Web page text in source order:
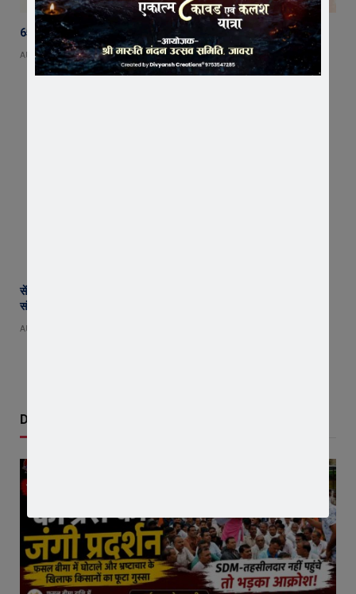
65 हजार रुपए भाड़ा न देने का आरोप, ट्रक चालक ने एसडीएम को सौंपा ज्ञापन
AUGUST 5, 2026
सेंट पॉल्स कॉन्वेंट स्कूल में छात्र परिषद का शपथ ग्रहण समारोह गरिमामय माहौल में
संपन्न
AUGUST 5, 2026
Don't Miss